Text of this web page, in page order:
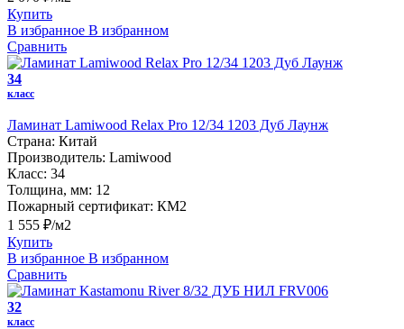
Купить
В избранное В избранном
Сравнить
34
класс
Ламинат Lamiwood Relax Pro 12/34 1203 Дуб Лаунж
Страна: Китай
Производитель: Lamiwood
Класс: 34
Толщина, мм: 12
Пожарный сертификат: КМ2
1 555 ₽/м2
Купить
В избранное В избранном
Сравнить
32
класс